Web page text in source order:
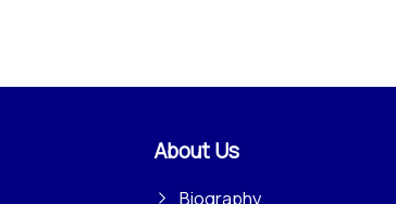
About Us
Biography